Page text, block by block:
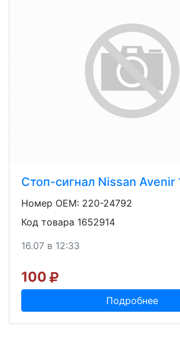
Стоп-сигнал Nissan Avenir
Номер OEM: 220-24792
Код товара 1652914
16.07 в 12:33
100
Подробнее